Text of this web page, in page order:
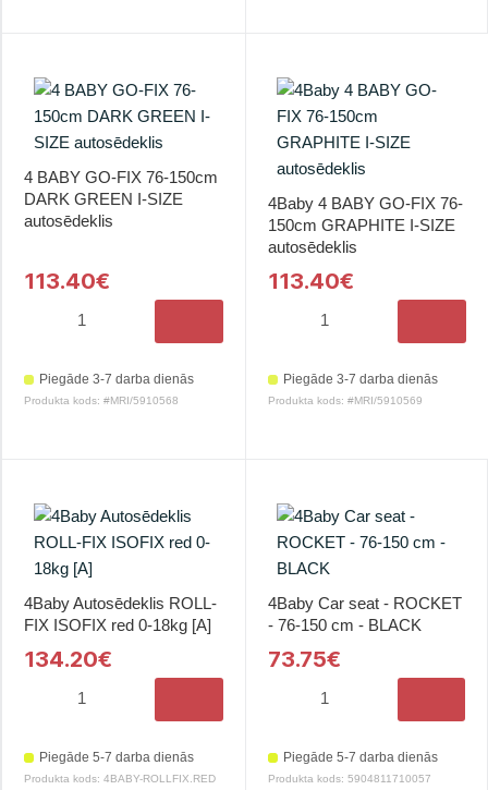
4 BABY GO-FIX 76-150cm
DARK GREEN I-SIZE
autosēdeklis
113.40€
Piegāde 3-7 darba dienās
Produkta kods: #MRI/5910568
4Baby 4 BABY GO-FIX 76-
150cm GRAPHITE I-SIZE
autosēdeklis
113.40€
Piegāde 3-7 darba dienās
Produkta kods: #MRI/5910569
4Baby Autosēdeklis ROLL-
FIX ISOFIX red 0-18kg [A]
134.20€
Piegāde 5-7 darba dienās
Produkta kods: 4BABY-ROLLFIX.RED
4Baby Car seat - ROCKET
- 76-150 cm - BLACK
73.75€
Piegāde 5-7 darba dienās
Produkta kods: 5904811710057